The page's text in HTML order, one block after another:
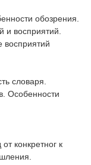
обозрения.
восприятий.
восприятий
словаря.
Особенности
конкретног к